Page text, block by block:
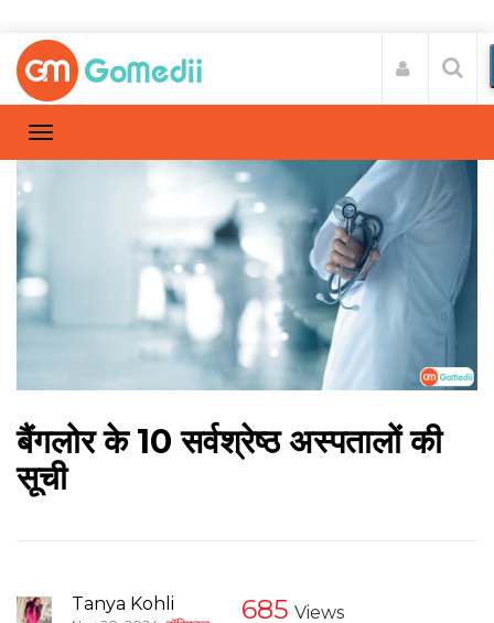
बैंगलोर के 10 सर्वश्रेष्ठ अस्पतालों की
सूची
Tanya Kohli 685 Views